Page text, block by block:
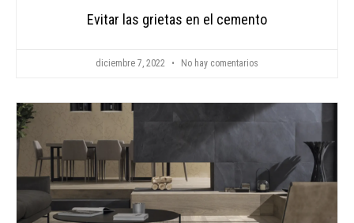
Evitar las grietas en el cemento
diciembre 7, 2022 No hay comentarios